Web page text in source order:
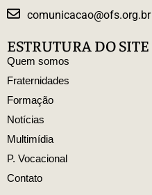
comunicacao@ofs.org.br
ESTRUTURA DO SITE
Quem somos
Fraternidades
Formação
Notícias
Multimídia
P. Vocacional
Contato